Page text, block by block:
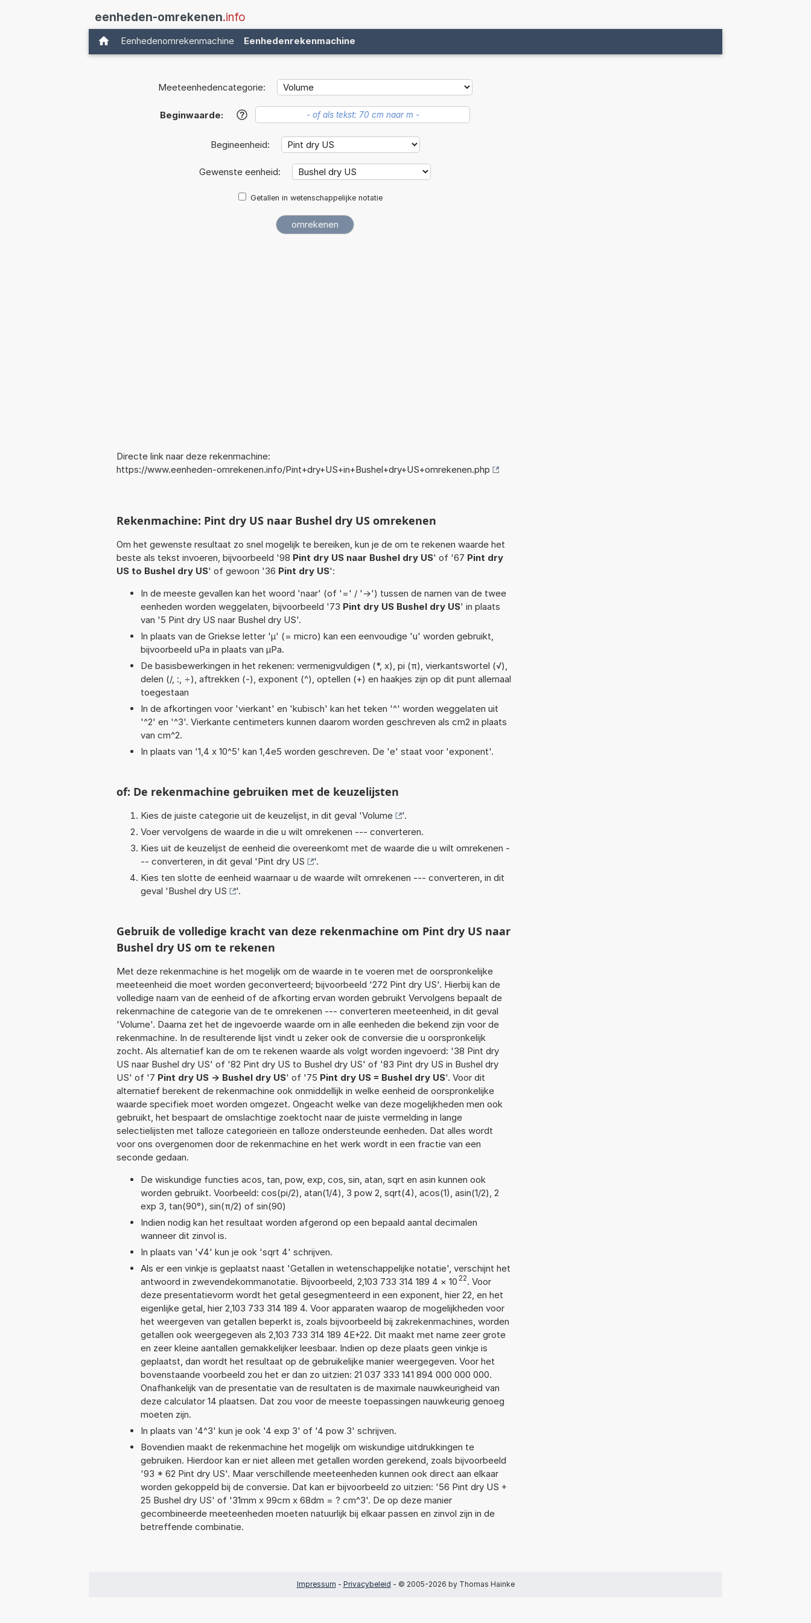
eenheden-omrekenen.info
Eenhedenomrekenmachine Eenhedenrekenmachine
Meeteenhedencategorie:
Beginwaarde: ?
Begineenheid:
Gewenste eenheid:
Getallen in wetenschappelijke notatie
Directe link naar deze rekenmachine:
https://www.eenheden-omrekenen.info/Pint+dry+US+in+Bushel+dry+US+omrekenen.php
Rekenmachine: Pint dry US naar Bushel dry US omrekenen
Om het gewenste resultaat zo snel mogelijk te bereiken, kun je de om te rekenen waarde het
beste als tekst invoeren, bijvoorbeeld '98 Pint dry US naar Bushel dry US' of '67 Pint dry
US to Bushel dry US' of gewoon '36 Pint dry US':
In de meeste gevallen kan het woord 'naar' (of '=' / '->') tussen de namen van de twee
eenheden worden weggelaten, bijvoorbeeld '73 Pint dry US Bushel dry US' in plaats
van '5 Pint dry US naar Bushel dry US'.
In plaats van de Griekse letter 'µ' (= micro) kan een eenvoudige 'u' worden gebruikt,
bijvoorbeeld uPa in plaats van µPa.
De basisbewerkingen in het rekenen: vermenigvuldigen (*, x), pi (π), vierkantswortel (√),
delen (/, :, ÷), aftrekken (-), exponent (^), optellen (+) en haakjes zijn op dit punt allemaal
toegestaan
In de afkortingen voor 'vierkant' en 'kubisch' kan het teken '^' worden weggelaten uit
'^2' en '^3'. Vierkante centimeters kunnen daarom worden geschreven als cm2 in plaats
van cm^2.
In plaats van '1,4 x 10^5' kan 1,4e5 worden geschreven. De 'e' staat voor 'exponent'.
of: De rekenmachine gebruiken met de keuzelijsten
Kies de juiste categorie uit de keuzelijst, in dit geval 'Volume
'.
Voer vervolgens de waarde in die u wilt omrekenen --- converteren.
Kies uit de keuzelijst de eenheid die overeenkomt met de waarde die u wilt omrekenen -
-- converteren, in dit geval 'Pint dry US
'.
Kies ten slotte de eenheid waarnaar u de waarde wilt omrekenen --- converteren, in dit
geval 'Bushel dry US '.
Gebruik de volledige kracht van deze rekenmachine om Pint dry US naar
Bushel dry US om te rekenen
Met deze rekenmachine is het mogelijk om de waarde in te voeren met de oorspronkelijke
meeteenheid die moet worden geconverteerd; bijvoorbeeld '272 Pint dry US'. Hierbij kan de
volledige naam van de eenheid of de afkorting ervan worden gebruikt Vervolgens bepaalt de
rekenmachine de categorie van de te omrekenen --- converteren meeteenheid, in dit geval
'Volume'. Daarna zet het de ingevoerde waarde om in alle eenheden die bekend zijn voor de
rekenmachine. In de resulterende lijst vindt u zeker ook de conversie die u oorspronkelijk
zocht. Als alternatief kan de om te rekenen waarde als volgt worden ingevoerd: '38 Pint dry
US naar Bushel dry US' of '82 Pint dry US to Bushel dry US' of '83 Pint dry US in Bushel dry
US' of '7 Pint dry US -> Bushel dry US' of '75 Pint dry US = Bushel dry US'. Voor dit
alternatief berekent de rekenmachine ook onmiddellijk in welke eenheid de oorspronkelijke
waarde specifiek moet worden omgezet. Ongeacht welke van deze mogelijkheden men ook
gebruikt, het bespaart de omslachtige zoektocht naar de juiste vermelding in lange
selectielijsten met talloze categorieën en talloze ondersteunde eenheden. Dat alles wordt
voor ons overgenomen door de rekenmachine en het werk wordt in een fractie van een
seconde gedaan.
De wiskundige functies acos, tan, pow, exp, cos, sin, atan, sqrt en asin kunnen ook
worden gebruikt. Voorbeeld: cos(pi/2), atan(1/4), 3 pow 2, sqrt(4), acos(1), asin(1/2), 2
exp 3, tan(90°), sin(π/2) of sin(90)
Indien nodig kan het resultaat worden afgerond op een bepaald aantal decimalen
wanneer dit zinvol is.
In plaats van '√4' kun je ook 'sqrt 4' schrijven.
Als er een vinkje is geplaatst naast 'Getallen in wetenschappelijke notatie', verschijnt het
antwoord in zwevendekommanotatie. Bijvoorbeeld, 2,103 733 314 189 4 × 10 22. Voor
deze presentatievorm wordt het getal gesegmenteerd in een exponent, hier 22, en het
eigenlijke getal, hier 2,103 733 314 189 4. Voor apparaten waarop de mogelijkheden voor
het weergeven van getallen beperkt is, zoals bijvoorbeeld bij zakrekenmachines, worden
getallen ook weergegeven als 2,103 733 314 189 4E+22. Dit maakt met name zeer grote
en zeer kleine aantallen gemakkelijker leesbaar. Indien op deze plaats geen vinkje is
geplaatst, dan wordt het resultaat op de gebruikelijke manier weergegeven. Voor het
bovenstaande voorbeeld zou het er dan zo uitzien: 21 037 333 141 894 000 000 000.
Onafhankelijk van de presentatie van de resultaten is de maximale nauwkeurigheid van
deze calculator 14 plaatsen. Dat zou voor de meeste toepassingen nauwkeurig genoeg
moeten zijn.
In plaats van '4^3' kun je ook '4 exp 3' of '4 pow 3' schrijven.
Bovendien maakt de rekenmachine het mogelijk om wiskundige uitdrukkingen te
gebruiken. Hierdoor kan er niet alleen met getallen worden gerekend, zoals bijvoorbeeld
'93 * 62 Pint dry US'. Maar verschillende meeteenheden kunnen ook direct aan elkaar
worden gekoppeld bij de conversie. Dat kan er bijvoorbeeld zo uitzien: '56 Pint dry US +
25 Bushel dry US' of '31mm x 99cm x 68dm = ? cm^3'. De op deze manier
gecombineerde meeteenheden moeten natuurlijk bij elkaar passen en zinvol zijn in de
betreffende combinatie.
Impressum - Privacybeleid - © 2005-2026 by Thomas Hainke